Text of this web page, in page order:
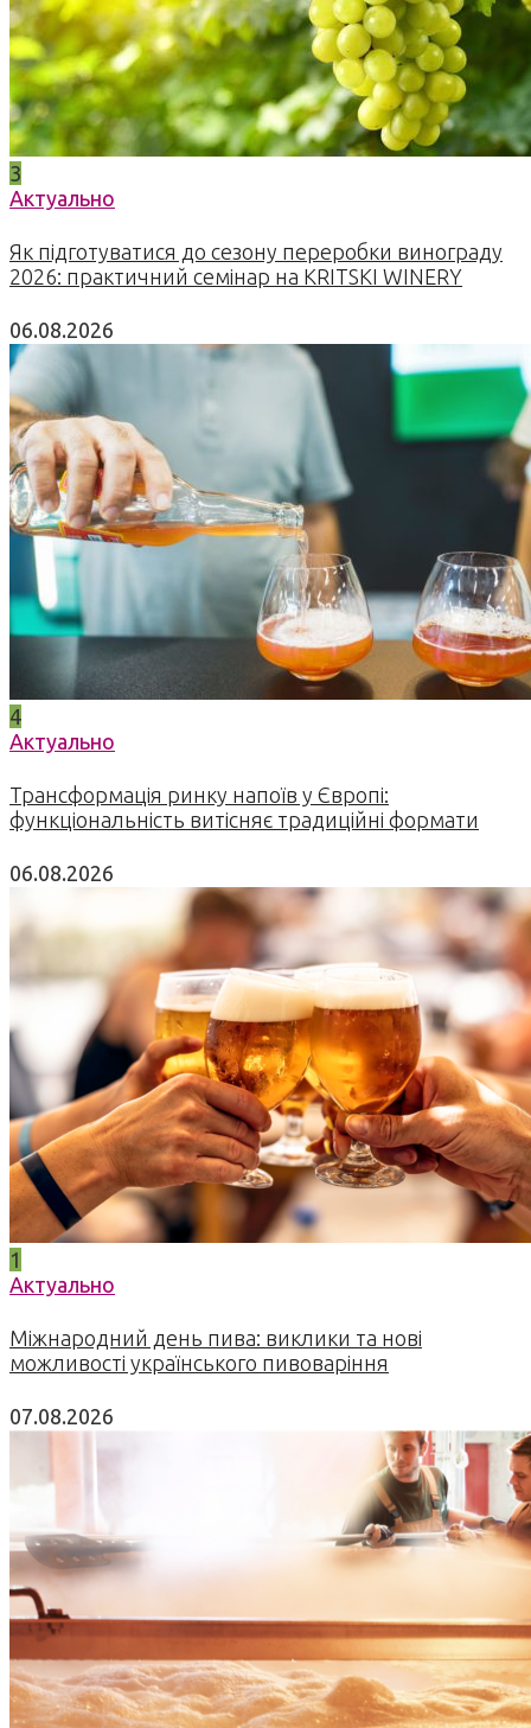
3
Актуально
Як підготуватися до сезону переробки винограду
2026: практичний семінар на KRITSKI WINERY
06.08.2026
4
Актуально
Трансформація ринку напоїв у Європі:
функціональність витісняє традиційні формати
06.08.2026
1
Актуально
Міжнародний день пива: виклики та нові
можливості українського пивоваріння
07.08.2026